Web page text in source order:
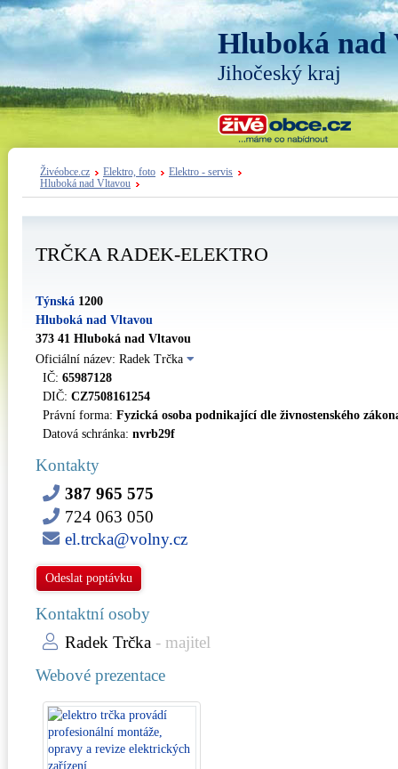
Hluboká nad
Jihočeský kraj
Živéobce.cz Elektro, foto
Elektro - servis
Hluboká nad Vltavou
TRČKA RADEK-ELEKTRO
Týnská 1200
Hluboká nad Vltavou
373 41 Hluboká nad Vltavou
Oficiální název: Radek Trčka
IČ: 65987128
DIČ: CZ7508161254
Právní forma: Fyzická osoba podnikající dle živnostenského
Datová schránka: nvrb29f
Kontakty
387 965 575
724 063 050
el.trcka@volny.cz
Odeslat poptávku
Kontaktní osoby
Radek Trčka - majitel
Webové prezentace